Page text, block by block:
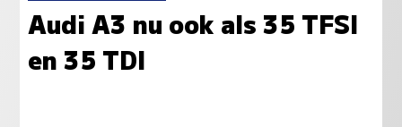
Audi A3 nu ook als 35 TFSI
en 35 TDI